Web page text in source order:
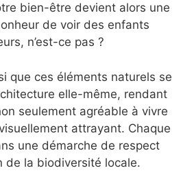
bien-être devient alors une
de voir des enfants
n’est-ce pas ?
que ces éléments naturels se
elle-même, rendant
seulement agréable à vivre
attrayant. Chaque
une démarche de respect
de la biodiversité locale.